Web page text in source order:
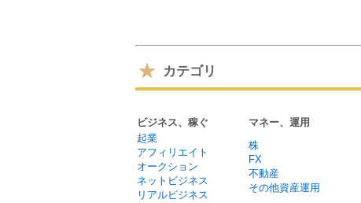
カテゴリ
ビジネス、稼ぐ マネー、運用
起業
アフィリエイト
オークション
ネットビジネス
リアルビジネス
株
FX
不動産
その他資産運用